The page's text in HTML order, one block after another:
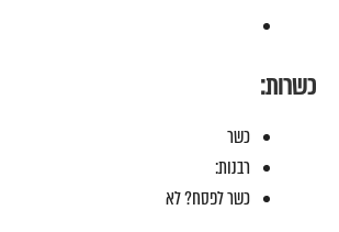
כשרות:
כשר
רבנות:
כשר לפסח? לא